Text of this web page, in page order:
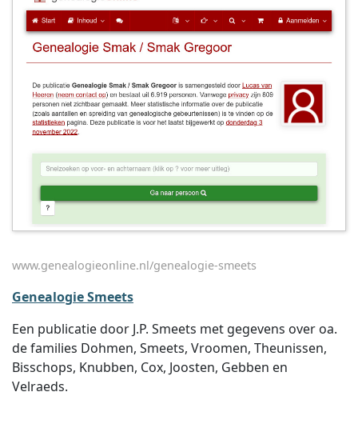
www.genealogieonline.nl/genealogie-smeets
Genealogie Smeets
Een publicatie door J.P. Smeets met gegevens over oa.
de families Dohmen, Smeets, Vroomen, Theunissen,
Bisschops, Knubben, Cox, Joosten, Gebben en
Velraeds.